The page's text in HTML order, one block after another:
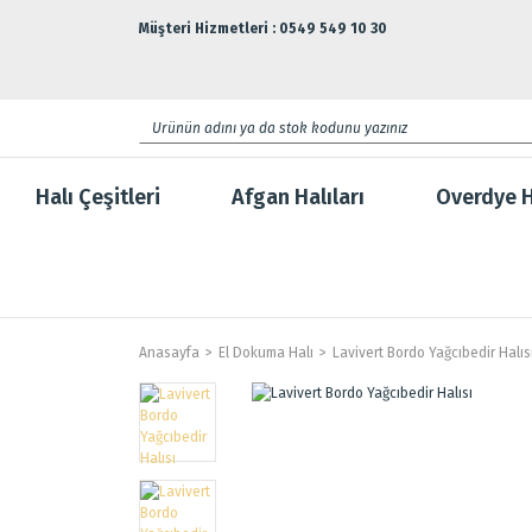
Müşteri Hizmetleri : 0549 549 10 30
Halı Çeşitleri Afgan Halıları Overdye
Anasayfa El Dokuma Halı Lavivert Bordo Yağcıbedir Halısı